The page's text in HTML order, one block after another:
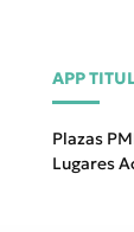
APP
Plazas
Lugares